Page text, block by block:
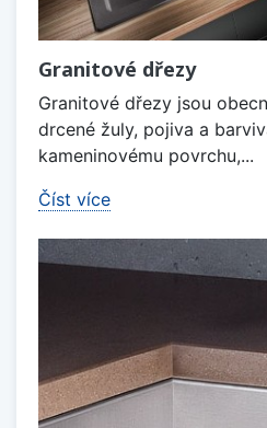
Granitové dřezy
Granitové dřezy jsou
drcené žuly, pojiva a
kameninovému povrchu,...
Číst více